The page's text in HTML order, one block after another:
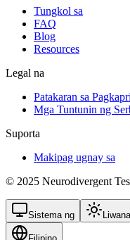
Tungkol sa
FAQ
Blog
Resources
Legal na
Patakaran sa
Mga Tuntunin ng
Suporta
Makipag ugnay sa
© 2025 Neurodivergent
Sistema ng